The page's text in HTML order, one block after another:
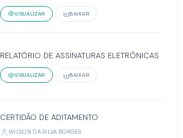
VISUALIZAR BAIXAR
RELATÓRIO DE ASSINATURAS ELETRÔNICAS
VISUALIZAR BAIXAR
CERTIDÃO DE ADITAMENTO
WILSON DA SILVA BORGES